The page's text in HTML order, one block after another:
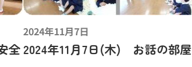
全
2024年11月7日
2024年11月7日(木) お話の部屋